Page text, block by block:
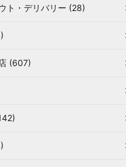
ト・デリバリー (28)
(607)